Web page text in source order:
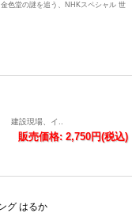
色堂の謎を追う、NHKスペシャル 世
建設現場、イ..
販売価格: 2,750円(税込)
グ はるか